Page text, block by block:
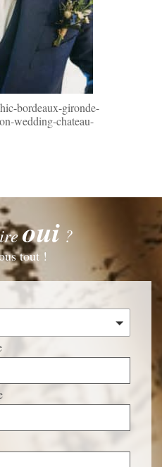
bordeaux-gironde-
wedding-chateau-
oui ?
tout !